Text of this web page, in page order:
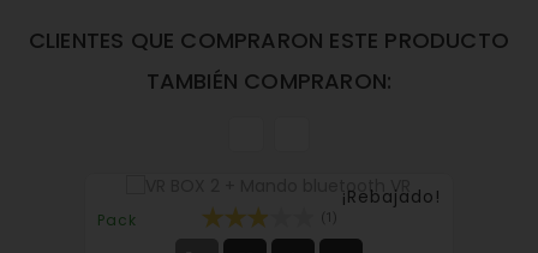
CLIENTES QUE COMPRARON ESTE PRODUCTO
TAMBIÉN COMPRARON:
¡Rebajado!
Pack (1)